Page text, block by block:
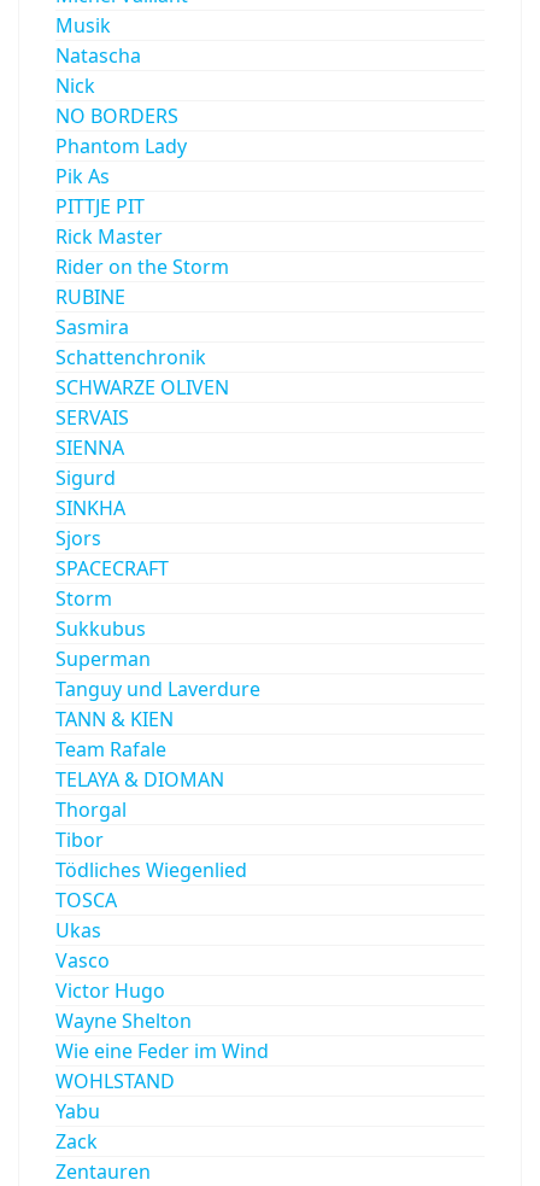
Musik
Natascha
Nick
NO BORDERS
Phantom Lady
Pik As
PITTJE PIT
Rick Master
Rider on the Storm
RUBINE
Sasmira
Schattenchronik
SCHWARZE OLIVEN
SERVAIS
SIENNA
Sigurd
SINKHA
Sjors
SPACECRAFT
Storm
Sukkubus
Superman
Tanguy und Laverdure
TANN & KIEN
Team Rafale
TELAYA & DIOMAN
Thorgal
Tibor
Tödliches Wiegenlied
TOSCA
Ukas
Vasco
Victor Hugo
Wayne Shelton
Wie eine Feder im Wind
WOHLSTAND
Yabu
Zack
Zentauren